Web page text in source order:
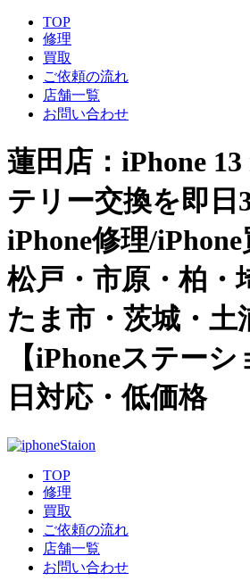
TOP
修理
買取
ご依頼の流れ
店舗一覧
お問い合わせ
蓮田店：iPhone
テリー交換を即日
iPhone修理/iPhone
松戸・市原・柏・
たま市・茨城・土
【iPhoneステー
日対応・低価格
TOP
修理
買取
ご依頼の流れ
店舗一覧
お問い合わせ